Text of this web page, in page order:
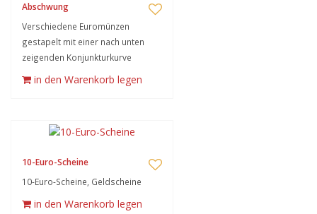
Abschwung
Verschiedene Euromünzen
gestapelt mit einer nach unten
zeigenden Konjunkturkurve
in den Warenkorb legen
10-Euro-Scheine
10-Euro-Scheine, Geldscheine
in den Warenkorb legen